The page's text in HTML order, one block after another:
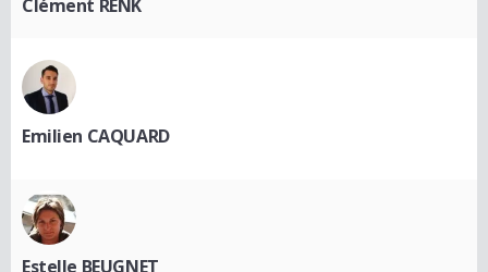
Clément RENK
Emilien CAQUARD
Estelle BEUGNET